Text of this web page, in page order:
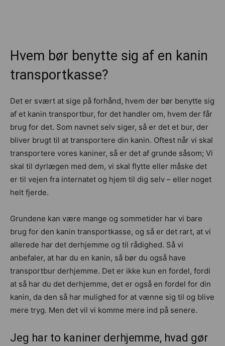
Hvem bør benytte sig af en kanin
transportkasse?
Det er svært at sige på forhånd, hvem der bør benytte sig
af et kanin transportbur, for det handler om, hvem der får
brug for det. Som navnet selv siger, så er det et bur, der
bliver brugt til at transportere din kanin. Oftest når vi skal
transportere vores kaniner, så er det af grunde såsom; Vi
skal til dyrlægen med dem, vi skal flytte eller måske det
er til vejen fra internatet og hjem til dig selv – eller noget
helt fjerde.
Grundene kan være mange og sommetider har vi bare
brug for den kanin transportkasse, og så er det rart, at vi
allerede har det derhjemme og til rådighed. Så vi
anbefaler, at har du en kanin, så bør du også have
transportbur derhjemme. Det er ikke kun en fordel, fordi
at så har du det derhjemme, det er også en fordel for din
kanin, da den så har mulighed for at vænne sig til og blive
mere tryg. Men det vil vi komme mere ind på senere.
Jeg har to kaniner derhjemme, hvad gør